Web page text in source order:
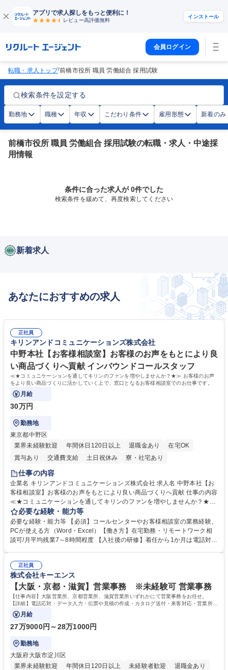
アプリで求人探しをもっと便利に！
レビュー高評価無料
インストール
会員ログイン
転職・求人トップ/前橋市役所 職員 労働組合 採用試験
検索条件を設定する
勤務地 職種 年収 こだわり条件 雇用形態 新着のみ
前橋市役所 職員 労働組合 採用試験の転職・求人・中途採
用情報
条件に合った求人が 0件でした
検索条件を緩めて、再度検索してください
新着求人
あなたにおすすめの求人
正社員
キリンアンドコミュニケーションズ株式会社
中野本社【お客様相談室】お客様のお声をもとにより良
い商品づくりへ貢献 インバウンドコールスタッフ
≪★コミュニケーションを通してキリンのファンを増やしませんか？★≫ お客様のお声
をより良い商品づくりに活かしていく上で、窓口となるお客様相談室でのお仕事です。
月給
30万円
勤務地
東京都中野区
業界未経験歓迎
年間休日120日以上 退職金あり
在宅OK
賞与あり
交通費支給 土日祝休み 寮・社宅あり
仕事の内容
企業名 キリンアンドコミュニケーションズ株式会社 求人名 中野本社【お
客様相談室】お客様のお声をもとにより良い商品づくりへ貢献 仕事の内容
≪★コミュニケーションを通してキリンのファンを増やしませんか？★≫
お客様のお声をより良い商品づくりに活かしていく上で、窓口となるお客
様相談室でのお仕事です。 日々お客様からいただくキリングループへのご
意見を、企業活動に活かしています。お客様からの声に迅速かつ誠意をも
って対応、情報提供するとともにグループ内活動に反映しています。 【具
平均100件前後■メール・手紙：同上40件前後 募集職種 中野本社【お客様
相談室】お客様のお声をもとにより良い商品づくりへ貢献
必要な経験・能力等
必要な経験・能力等 【必須】コールセンターやお客様相談室の業務経験、
PCが使える方（Word・Excel）【働き方】在宅勤務・リモートワーク相
談可/月平均残業7～8時間程度 【入社後の研修】着任から1か月は電話対応
すのでご安心ください。 【当社について】キリングループの広報機能を担
う会社として、お客様との出会いを大切にし、磨き上げたホスピタリティ
を込めてコミュニケーションをとりながら広報関連業務を行っておりま
す。 学歴・資格 学歴：大学院 大学 高専 短大 専修学校 高校 語学力： 資
格：
正社員
株式会社キーエンス
【大阪・京都・滋賀】営業事務 ※未経験可 営業事務
【仕事内容】大阪営業所、京都営業所、滋賀営業所いずれかにて営業事務をお任せ。
【詳細】電話応対・データ入力・伝票や見積の作成・カタログ送付・来客対応・営業所内
で発生する事務業務や業務改善をお任せ。
月給
27万9000円～28万1000円
勤務地
大阪府大阪市淀川区
業界未経験歓迎
年間休日120日以上 未経験者歓迎
退職金あり